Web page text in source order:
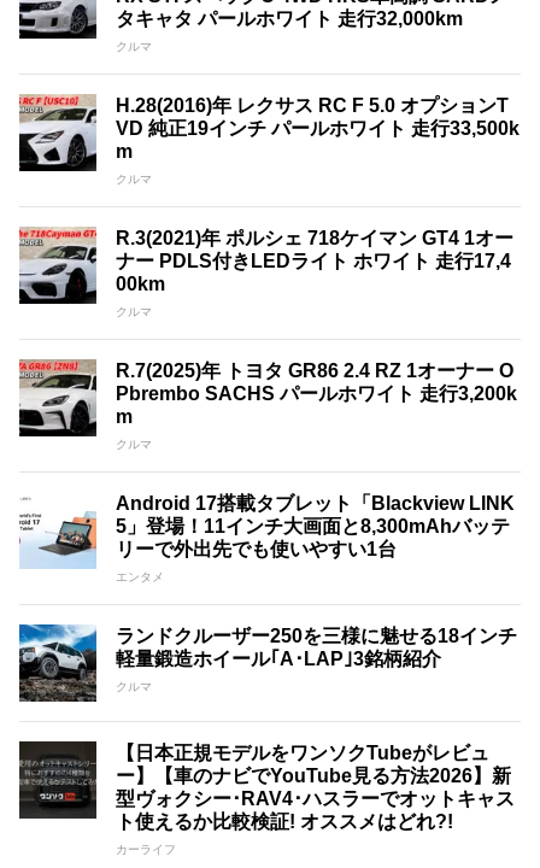
タキャタ パールホワイト 走行32,000km
クルマ
H.28(2016)年 レクサス RC F 5.0 オプションT
VD 純正19インチ パールホワイト 走行33,500k
m
クルマ
R.3(2021)年 ポルシェ 718ケイマン GT4 1オー
ナー PDLS付きLEDライト ホワイト 走行17,4
00km
クルマ
R.7(2025)年 トヨタ GR86 2.4 RZ 1オーナー O
Pbrembo SACHS パールホワイト 走行3,200k
m
クルマ
Android 17搭載タブレット「Blackview LINK
5」登場！11インチ大画面と8,300mAhバッテ
リーで外出先でも使いやすい1台
エンタメ
ランドクルーザー250を三様に魅せる18インチ
軽量鍛造ホイール｢A･LAP｣3銘柄紹介
クルマ
【日本正規モデルをワンソクTubeがレビュ
ー】【車のナビでYouTube見る方法2026】新
型ヴォクシー･RAV4･ハスラーでオットキャス
ト使えるか比較検証! オススメはどれ?!
カーライフ